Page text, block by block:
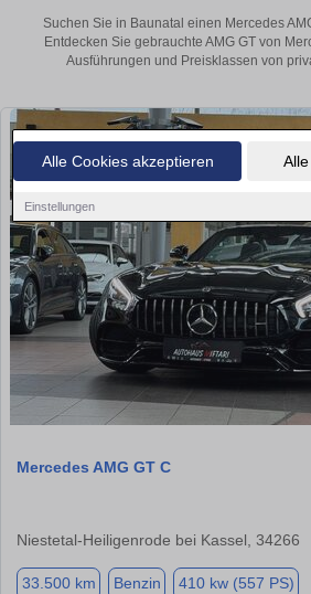
Alle Cookies akzeptieren
Einstellungen
Suchen Sie in Baunatal einen Mercedes
Entdecken Sie gebrauchte AMG GT von
Ausführungen und Preisklassen von
Mercedes AMG GT C
Niestetal-Heiligenrode bei Kassel, 34266
33.500 km Benzin 410 kw (557 PS)